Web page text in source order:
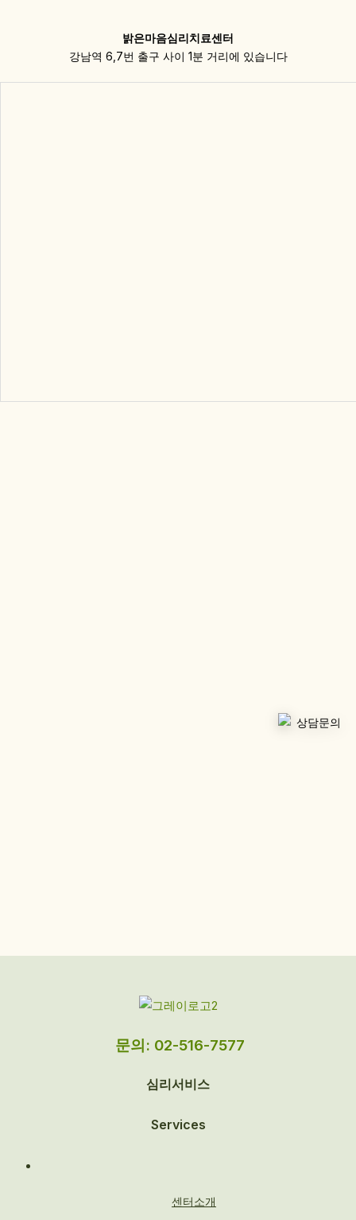
밝은마음심리치료센터
강남역 6,7번 출구 사이 1분 거리에 있습니다
문의: 02-516-7577
심리서비스
Services
센터소개